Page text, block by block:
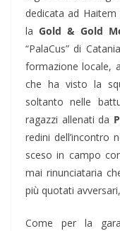
dedicata ad
la Gold & Gold
“PalaCus” di
formazione locale,
che ha visto la
soltanto nelle
ragazzi allenati da
redini dell’incontro
sceso in campo
mai rinunciataria
più quotati
Come per la